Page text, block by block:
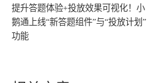
提升答题体验+投放效果可视化！小
鹅通上线“新答题组件”与“投放计划”
功能